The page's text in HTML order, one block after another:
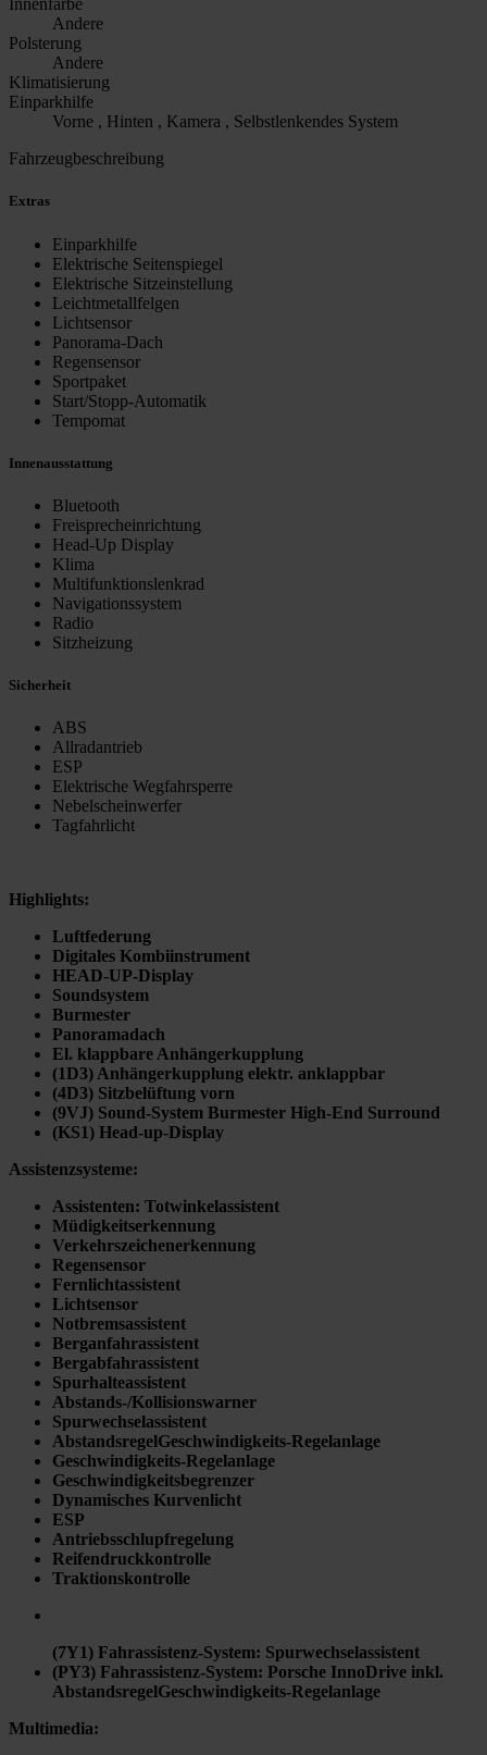
Innenfarbe
Andere
Polsterung
Andere
Klimatisierung
Einparkhilfe
Vorne , Hinten , Kamera , Selbstlenkendes System
Fahrzeugbeschreibung
Extras
Einparkhilfe
Elektrische Seitenspiegel
Elektrische Sitzeinstellung
Leichtmetallfelgen
Lichtsensor
Panorama-Dach
Regensensor
Sportpaket
Start/Stopp-Automatik
Tempomat
Innenausstattung
Bluetooth
Freisprecheinrichtung
Head-Up Display
Klima
Multifunktionslenkrad
Navigationssystem
Radio
Sitzheizung
Sicherheit
ABS
Allradantrieb
ESP
Elektrische Wegfahrsperre
Nebelscheinwerfer
Tagfahrlicht
Highlights:
Luftfederung
Digitales Kombiinstrument
HEAD-UP-Display
Soundsystem
Burmester
Panoramadach
El. klappbare Anhängerkupplung
(1D3) Anhängerkupplung elektr. anklappbar
(4D3) Sitzbelüftung vorn
(9VJ) Sound-System Burmester High-End Surround
(KS1) Head-up-Display
Assistenzsysteme:
Assistenten: Totwinkelassistent
Müdigkeitserkennung
Verkehrszeichenerkennung
Regensensor
Fernlichtassistent
Lichtsensor
Notbremsassistent
Berganfahrassistent
Bergabfahrassistent
Spurhalteassistent
Abstands-/Kollisionswarner
Spurwechselassistent
AbstandsregelGeschwindigkeits-Regelanlage
Geschwindigkeits-Regelanlage
Geschwindigkeitsbegrenzer
Dynamisches Kurvenlicht
ESP
Antriebsschlupfregelung
Reifendruckkontrolle
Traktionskontrolle
(7Y1) Fahrassistenz-System: Spurwechselassistent
(PY3) Fahrassistenz-System: Porsche InnoDrive inkl.
AbstandsregelGeschwindigkeits-Regelanlage
Multimedia: